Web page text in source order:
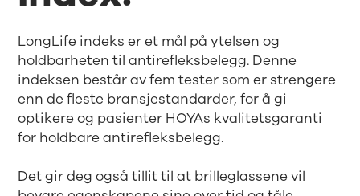
LongLife indeks er et mål på ytelsen og
holdbarheten til antirefleksbelegg. Denne
indeksen består av fem tester som er strengere
enn de fleste bransjestandarder, for å gi
optikere og pasienter HOYAs kvalitetsgaranti
for holdbare antirefleksbelegg.
Det gir deg også tillit til at brilleglassene vil